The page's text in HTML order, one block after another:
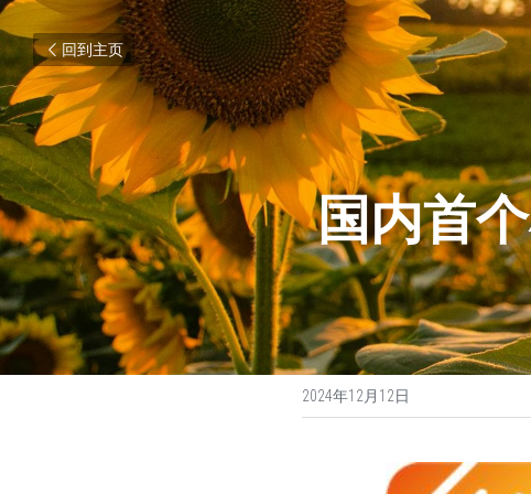
回到主页
国内首
2024年12月12日